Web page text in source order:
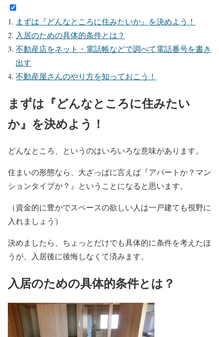
まずは『どんなところに住みたいか』を決めよう！
入居のための具体的条件とは？
不動産店をネット・電話帳などで調べて電話番号を書き
出す
不動産屋さんのやり方を知っておこう！
まずは『どんなところに住みたい
か』を決めよう！
どんなところ、というのはいろいろな意味があります。
住まいの形態なら、大ざっぱに言えば『アパートか？マン
ションタイプか？』ということになると思います。
（資金的に豊かでスペースの欲しい人は一戸建ても視野に
入れましょう）
決めましたら、ちょっとだけでも具体的に条件を考えたほ
うが、入居後に後悔しなくて済みます。
入居のための具体的条件とは？